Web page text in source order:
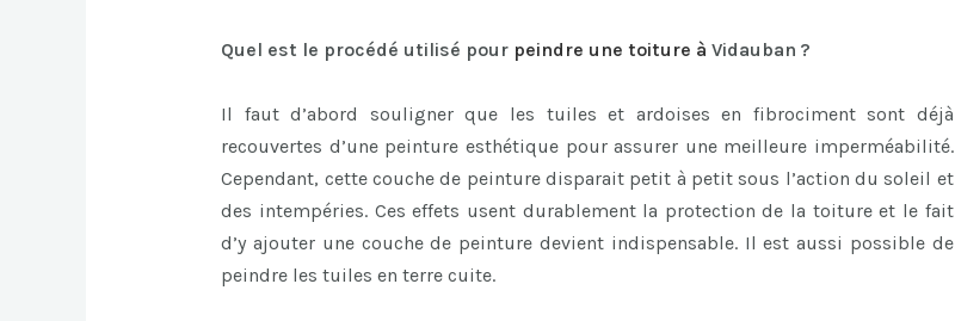
Quel est le procédé utilisé pour peindre une toiture à Vidauban ?
Il faut d’abord souligner que les tuiles et ardoises en fibrociment sont déjà
recouvertes d’une peinture esthétique pour assurer une meilleure imperméabilité.
Cependant, cette couche de peinture disparait petit à petit sous l’action du soleil et
des intempéries. Ces effets usent durablement la protection de la toiture et le fait
d’y ajouter une couche de peinture devient indispensable. Il est aussi possible de
peindre les tuiles en terre cuite.